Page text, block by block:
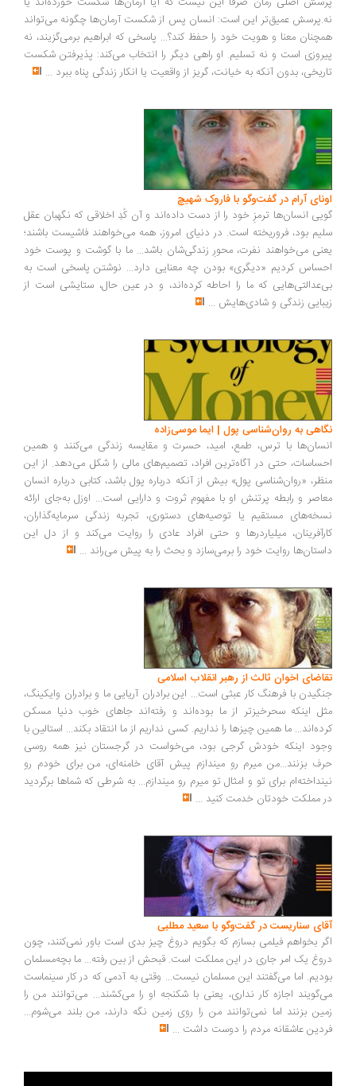
عمیق‌تر این است: انسان پس از شکست آرمان‌ها چگونه می‌تواند
معنا و هویت خود را حفظ کند؟... پاسخی که ابراهیم برمی‌گزیند، نه
است و نه تسلیم. او راهی دیگر را انتخاب می‌کند: پذیرفتن شکست
بدون آنکه به خیانت، گریز از واقعیت یا انکار زندگی پناه ببرد...
آرام در گفت‌وگو با فاروک شهیچ‭
انسان‌ها ترمزِ خود را از دست داده‌اند و آن کُدِ اخلاقی که نگهبان عقل
بود، فروریخته است. در دنیای امروز، همه می‌خواهند فاشیست باشند؛
می‌خواهند نفرت، محورِ زندگی‌شان باشد... ما با گوشت و پوست خود
کردیم «دیگری» بودن چه معنایی دارد... نوشتن پاسخی است به
که ما را احاطه کرده‌اند، و در عین حال، ستایشی است از
زندگی و شادی‌هایش...
به روان‌شناسی پول | ایما موسی‌زاده
با ترس، طمع، امید، حسرت و مقایسه زندگی می‌کنند و همین
حتی در آگاه‌ترین افراد، تصمیم‌های مالی را شکل می‌دهد. از این
«روان‌شناسی پول» بیش از آنکه درباره پول باشد، کتابی درباره انسان
و رابطه پرتنش او با مفهوم ثروت و دارایی است... اوزل به‌جای ارائه
مستقیم یا توصیه‌های دستوری، تجربه زندگی سرمایه‌گذاران،
میلیاردرها و حتی افراد عادی را روایت می‌کند و از دل این
روایت خود را برمی‌سازد و بحث را به پیش می‌راند...
اخوان ثالث از رهبر انقلاب اسلامی
با فرهنگ کار عبثی است... این برادران آریایی ما و برادران وایکینگ،
اینکه سحرخیزتر از ما بوده‌اند و رفته‌اند جاهای خوب دنیا مسکن
ما همین چیزها را نداریم. کسی نداریم از ما انتقاد بکند... استالین با
اینکه خودش گرجی بود، می‌خواست در گرجستان نیز همه روسی
بزنند...من میرم رو میندازم پیش آقای خامنه‌ای، من برای خودم رو
برای تو و امثال تو میرم رو میندازم... به شرطی که شماها برگردید
مملکت خودتان خدمت کنید...
سناریست در گفت‌وگو با سعید مطلبی
بخواهم فیلمی بسازم که بگویم دروغ چیز بدی است باور نمی‌کنند، چون
یک امر جاری در این مملکت است. قبحش از بین رفته... ما بچه‌مسلمان
اما می‌گفتند این مسلمان نیست... وقتی به آدمی که در کار سینماست
اجازه کار نداری، یعنی با شکنجه او را می‌کشند... می‌توانند من را
بزنند اما نمی‌توانند من را روی زمین نگه دارند، من بلند می‌شوم...
عاشقانه مردم را دوست داشت ...